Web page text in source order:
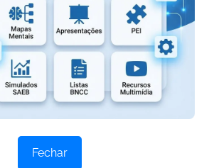
dia de aula
às aulas
volta às aulas
semana de aula
sala de aula
Sala de Aula
Fechar